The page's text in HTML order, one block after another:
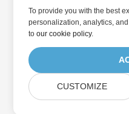
To provide you with the best
personalization, analytics,
toour cookie policy.
CUSTOMIZE